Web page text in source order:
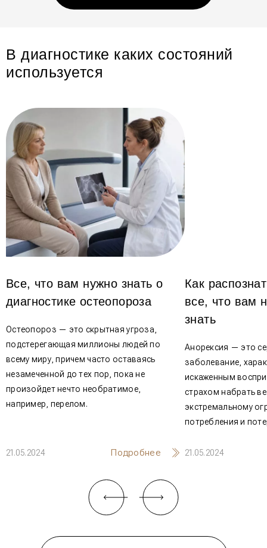
В диагностике каких состояний
используется
Все, что вам нужно знать о
диагностике остеопороза
Остеопороз — это скрытная угроза,
подстерегающая миллионы людей по
всему миру, причем часто оставаясь
незамеченной до тех пор, пока не
произойдет нечто необратимое,
например, перелом.
21.05.2024 Подробнее
Как
все, что вам
знать
Анорексия — это
заболевание,
искаженным
страхом набрать
экстремальному
потребления и
21.05.2024